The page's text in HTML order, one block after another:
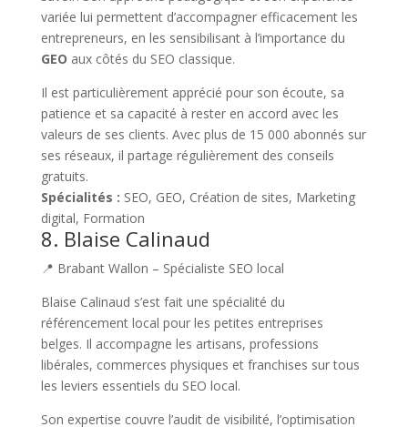
variée lui permettent d’accompagner efficacement les
entrepreneurs, en les sensibilisant à l’importance du
GEO aux côtés du SEO classique.
Il est particulièrement apprécié pour son écoute, sa
patience et sa capacité à rester en accord avec les
valeurs de ses clients. Avec plus de 15 000 abonnés sur
ses réseaux, il partage régulièrement des conseils
gratuits.
Spécialités : SEO, GEO, Création de sites, Marketing
digital, Formation
8. Blaise Calinaud
📍 Brabant Wallon – Spécialiste SEO local
Blaise Calinaud s’est fait une spécialité du
référencement local pour les petites entreprises
belges. Il accompagne les artisans, professions
libérales, commerces physiques et franchises sur tous
les leviers essentiels du SEO local.
Son expertise couvre l’audit de visibilité, l’optimisation